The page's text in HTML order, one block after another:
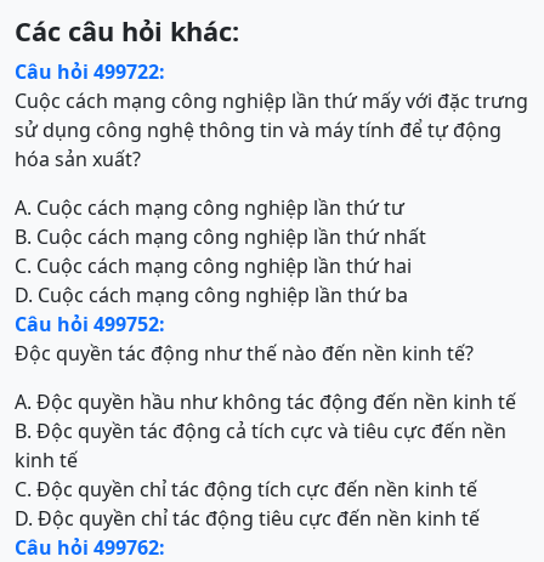
Các câu hỏi khác:
Câu hỏi 499722:
Cuộc cách mạng công nghiệp lần thứ mấy với đặc trưng
sử dụng công nghệ thông tin và máy tính để tự động
hóa sản xuất?
A. Cuộc cách mạng công nghiệp lần thứ tư
B. Cuộc cách mạng công nghiệp lần thứ nhất
C. Cuộc cách mạng công nghiệp lần thứ hai
D. Cuộc cách mạng công nghiệp lần thứ ba
Câu hỏi 499752:
Độc quyền tác động như thế nào đến nền kinh tế?
A. Độc quyền hầu như không tác động đến nền kinh tế
B. Độc quyền tác động cả tích cực và tiêu cực đến nền
kinh tế
C. Độc quyền chỉ tác động tích cực đến nền kinh tế
D. Độc quyền chỉ tác động tiêu cực đến nền kinh tế
Câu hỏi 499762: